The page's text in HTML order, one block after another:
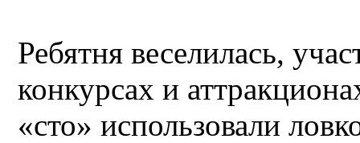
Ребятня веселилась,
конкурсах и
«сто» использовали